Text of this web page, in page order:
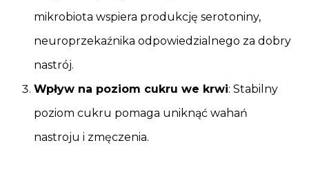
mikrobiota wspiera produkcję serotoniny,
neuroprzekaźnika odpowiedzialnego za dobry
nastrój.
Wpływ na poziom cukru we krwi: Stabilny
poziom cukru pomaga uniknąć wahań
nastroju i zmęczenia.